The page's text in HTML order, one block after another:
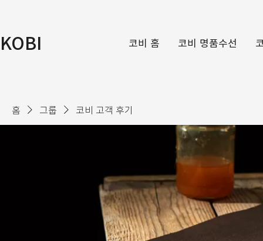
KOBI 코비 홈 코비 명품수선
홈 그룹 코비 고객 후기